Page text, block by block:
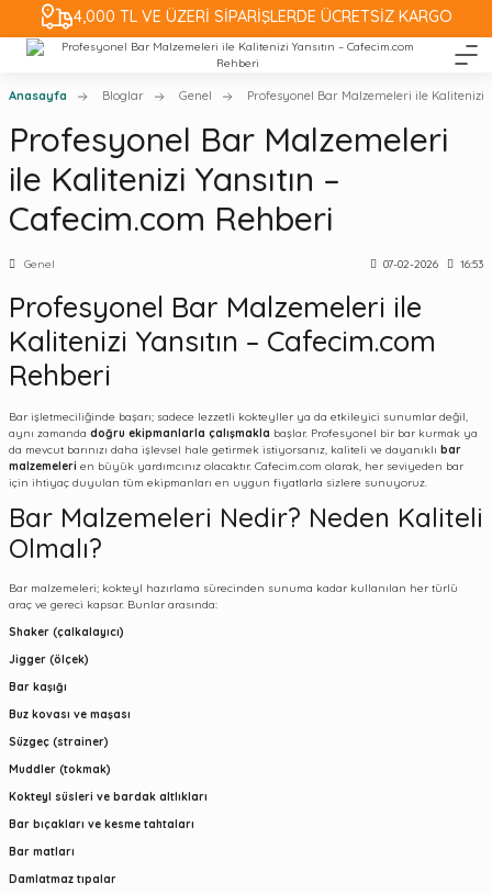
4,000 TL VE ÜZERİ SİPARİŞLERDE ÜCRETSİZ KARGO
Anasayfa Bloglar Genel Profesyonel Bar Malzemeleri ile Kalitenizi
Profesyonel Bar Malzemeleri
ile Kalitenizi Yansıtın –
Cafecim.com Rehberi
Genel 07-02-2026 16:53
Profesyonel Bar Malzemeleri ile
Kalitenizi Yansıtın – Cafecim.com
Rehberi
Bar işletmeciliğinde başarı; sadece lezzetli kokteyller ya da etkileyici sunumlar değil,
aynı zamanda doğru ekipmanlarla çalışmakla başlar. Profesyonel bir bar kurmak ya
da mevcut barınızı daha işlevsel hale getirmek istiyorsanız, kaliteli ve dayanıklı bar
malzemeleri en büyük yardımcınız olacaktır. Cafecim.com olarak, her seviyeden bar
için ihtiyaç duyulan tüm ekipmanları en uygun fiyatlarla sizlere sunuyoruz.
Bar Malzemeleri Nedir? Neden Kaliteli
Olmalı?
Bar malzemeleri; kokteyl hazırlama sürecinden sunuma kadar kullanılan her türlü
araç ve gereci kapsar. Bunlar arasında:
Shaker (çalkalayıcı)
Jigger (ölçek)
Bar kaşığı
Buz kovası ve maşası
Süzgeç (strainer)
Muddler (tokmak)
Kokteyl süsleri ve bardak altlıkları
Bar bıçakları ve kesme tahtaları
Bar matları
Damlatmaz tıpalar